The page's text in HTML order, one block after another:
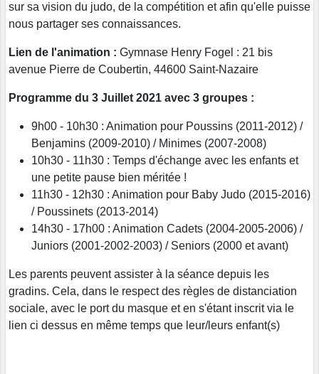
sur sa vision du judo, de la compétition et afin qu'elle puisse
nous partager ses connaissances.
Lien de l'animation : Gymnase Henry Fogel : 21 bis
avenue Pierre de Coubertin, 44600 Saint-Nazaire
Programme du 3 Juillet 2021 avec 3 groupes :
9h00 - 10h30 : Animation pour Poussins (2011-2012) /
Benjamins (2009-2010) / Minimes (2007-2008)
10h30 - 11h30 : Temps d'échange avec les enfants et
une petite pause bien méritée !
11h30 - 12h30 : Animation pour Baby Judo (2015-2016)
/ Poussinets (2013-2014)
14h30 - 17h00 : Animation Cadets (2004-2005-2006) /
Juniors (2001-2002-2003) / Seniors (2000 et avant)
Les parents peuvent assister à la séance depuis les
gradins. Cela, dans le respect des règles de distanciation
sociale, avec le port du masque et en s'étant inscrit via le
lien ci dessus en même temps que leur/leurs enfant(s)